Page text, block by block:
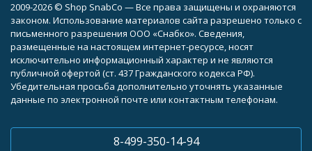
2009-2026 © Shop SnabCo — Все права защищены и охраняются
законом. Использование материалов сайта разрешено только с
письменного разрешения ООО «Снабко». Сведения,
размещенные на настоящем интернет-ресурсе, носят
исключительно информационный характер и не являются
публичной офертой (ст. 437 Гражданского кодекса РФ).
Убедительная просьба дополнительно уточнять указанные
данные по электронной почте или контактным телефонам.
8-499-350-14-94